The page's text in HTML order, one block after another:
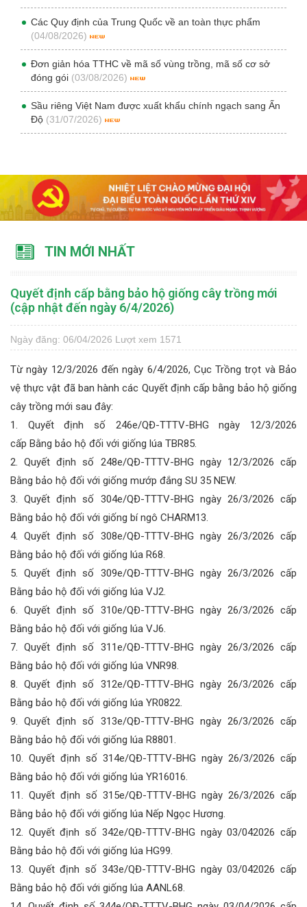
Các Quy định của Trung Quốc về an toàn thực phẩm
(04/08/2026)
Đơn giản hóa TTHC về mã số vùng trồng, mã số cơ sở
đóng gói (03/08/2026)
Sầu riêng Việt Nam được xuất khẩu chính ngạch sang Ấn
Độ (31/07/2026)
TIN MỚI NHẤT
Quyết định cấp bằng bảo hộ giống cây trồng mới
(cập nhật đến ngày 6/4/2026)
Ngày đăng: 06/04/2026 Lượt xem 1571
Từ ngày 12/3/2026 đến ngày 6/4/2026, Cục Trồng trọt và Bảo
vệ thực vật đã ban hành các Quyết định cấp bằng bảo hộ giống
cây trồng mới sau đây:
1. Quyết định số 246e/QĐ-TTTV-BHG ngày 12/3/2026
cấp Bằng bảo hộ đối với giống lúa TBR85.
2. Quyết định số 248e/QĐ-TTTV-BHG ngày 12/3/2026 cấp
Bằng bảo hộ đối với giống mướp đắng SU 35 NEW.
3. Quyết định số 304e/QĐ-TTTV-BHG ngày 26/3/2026 cấp
Bằng bảo hộ đối với giống bí ngô CHARM13.
4. Quyết định số 308e/QĐ-TTTV-BHG ngày 26/3/2026 cấp
Bằng bảo hộ đối với giống lúa R68.
5. Quyết định số 309e/QĐ-TTTV-BHG ngày 26/3/2026 cấp
Bằng bảo hộ đối với giống lúa VJ2.
6. Quyết định số 310e/QĐ-TTTV-BHG ngày 26/3/2026 cấp
Bằng bảo hộ đối với giống lúa VJ6.
7. Quyết định số 311e/QĐ-TTTV-BHG ngày 26/3/2026 cấp
Bằng bảo hộ đối với giống lúa VNR98.
8. Quyết định số 312e/QĐ-TTTV-BHG ngày 26/3/2026 cấp
Bằng bảo hộ đối với giống lúa YR0822.
9. Quyết định số 313e/QĐ-TTTV-BHG ngày 26/3/2026 cấp
Bằng bảo hộ đối với giống lúa R8801.
10. Quyết định số 314e/QĐ-TTTV-BHG ngày 26/3/2026 cấp
Bằng bảo hộ đối với giống lúa YR16016.
11. Quyết định số 315e/QĐ-TTTV-BHG ngày 26/3/2026 cấp
Bằng bảo hộ đối với giống lúa Nếp Ngọc Hương.
12. Quyết định số 342e/QĐ-TTTV-BHG ngày 03/042026 cấp
Bằng bảo hộ đối với giống lúa HG99.
13. Quyết định số 343e/QĐ-TTTV-BHG ngày 03/042026 cấp
Bằng bảo hộ đối với giống lúa AANL68.